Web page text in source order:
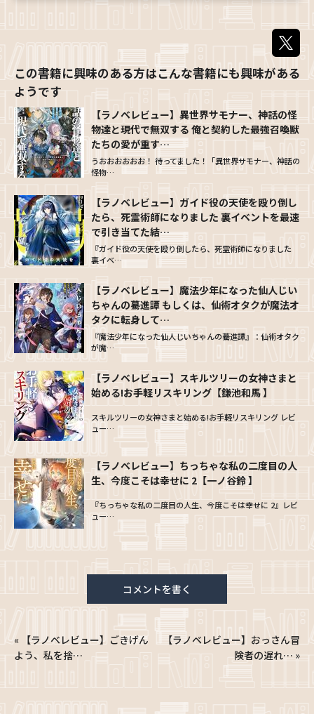
【ラノベレビュー】異世界サモナー、神話の怪
物達と現代で無双する 俺と契約した最強召喚獣
たちの愛が重す…
うおおおおおお！ 待ってました！「異世界サモナー、神話の
怪物…
【ラノベレビュー】ガイド役の天使を殴り倒し
たら、死霊術師になりました 裏イベントを最速
で引き当てた結…
『ガイド役の天使を殴り倒したら、死霊術師になりました
裏イベ…
【ラノベレビュー】魔法少年になった仙人じい
ちゃんの驀進譚 もしくは、仙術オタクが魔法オ
タクに転身して…
『魔法少年になった仙人じいちゃんの驀進譚』：仙術オタク
が魔…
【ラノベレビュー】スキルツリーの女神さまと
始める!お手軽リスキリング【鎌池和馬 】
スキルツリーの女神さまと始める!お手軽リスキリング レビ
ュー…
【ラノベレビュー】ちっちゃな私の二度目の人
生、今度こそは幸せに 2【一ノ谷鈴 】
『ちっちゃな私の二度目の人生、今度こそは幸せに 2』レビ
ュー…
コメントを書く
«
【ラノベレビュー】ごきげん
よう、私を捨…
【ラノベレビュー】おっさん冒
険者の遅れ… »